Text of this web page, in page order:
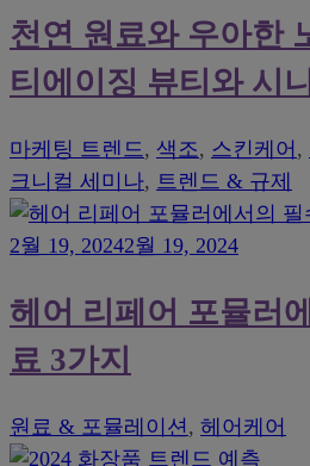
천연 원료와 우아한
티에이징 뷰티와 시
마케팅 트렌드 , 색조, 스킨케어 ,
크니컬 세미나, 트렌드 & 규제
2월 19, 20242월 19, 2024
헤어 리페어 포뮬러
료 3가지
원료 & 포뮬레이션 , 헤어케어